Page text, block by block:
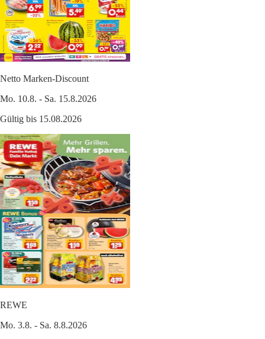
Netto Marken-Discount
Mo. 10.8. - Sa. 15.8.2026
Gültig bis 15.08.2026
REWE
Mo. 3.8. - Sa. 8.8.2026